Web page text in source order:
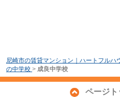
尼崎市の賃貸マンション｜ハートフルハ
の中学校 > 成良中学校
ページト